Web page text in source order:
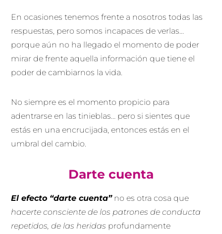
En ocasiones tenemos frente a nosotros todas las
respuestas, pero somos incapaces de verlas…
porque aún no ha llegado el momento de poder
mirar de frente aquella información que tiene el
poder de cambiarnos la vida.
No siempre es el momento propicio para
adentrarse en las tinieblas… pero si sientes que
estás en una encrucijada, entonces estás en el
umbral del cambio.
Darte cuenta
El efecto “darte cuenta”no es otra cosa que
hacerte consciente de los patrones de conducta
repetidos, de las heridas profundamente